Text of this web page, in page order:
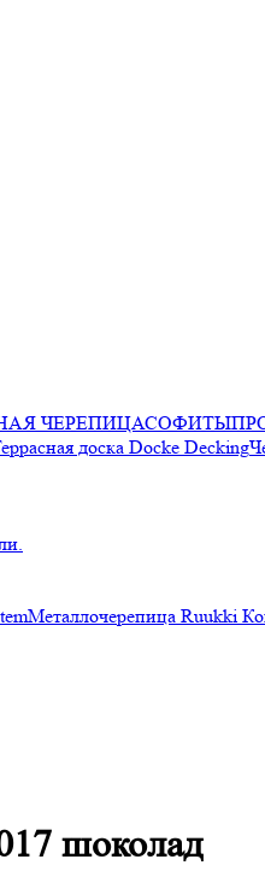
ЧЕРЕПИЦАСОФИТЫ
доска Docke Decking
Металлочерепица Ruukki
шоколад